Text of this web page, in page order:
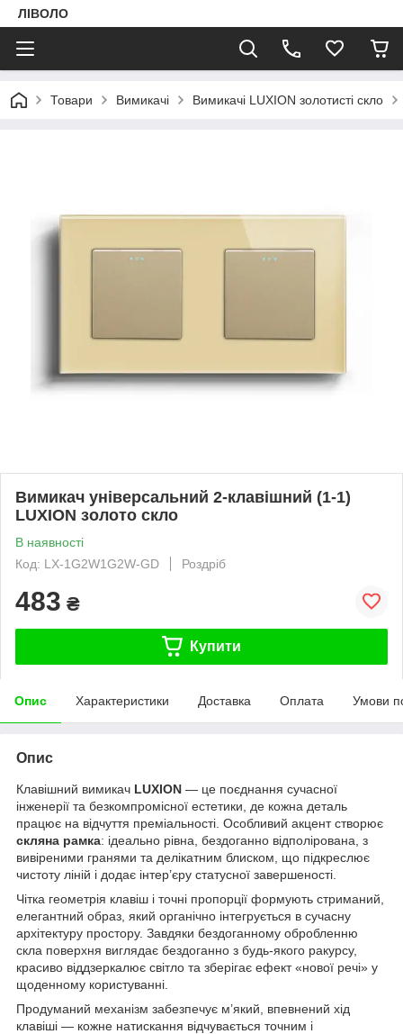
ЛІВОЛО
Товари Вимикачі Вимикачі LUXION золотисті скло
Вимикач універсальний 2-клавішний (1-1)
LUXION золото скло
В наявності
Код: LX-1G2W1G2W-GD
Роздріб
483 ₴
Купити
Опис Характеристики Доставка Оплата Умови
Опис
Клавішний вимикач LUXION — це поєднання сучасної
інженерії та безкомпромісної естетики, де кожна деталь
працює на відчуття преміальності. Особливий акцент створює
скляна рамка: ідеально рівна, бездоганно відполірована, з
вивіреними гранями та делікатним блиском, що підкреслює
чистоту ліній і додає інтер’єру статусної завершеності.
Чітка геометрія клавіш і точні пропорції формують стриманий,
елегантний образ, який органічно інтегрується в сучасну
архітектуру простору. Завдяки бездоганному обробленню
скла поверхня виглядає бездоганно з будь-якого ракурсу,
красиво віддзеркалює світло та зберігає ефект «нової речі» у
щоденному користуванні.
Продуманий механізм забезпечує м’який, впевнений хід
клавіші — кожне натискання відчувається точним і